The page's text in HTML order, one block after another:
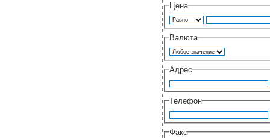
Цена
Валюта
Адрес
Телефон
Факс